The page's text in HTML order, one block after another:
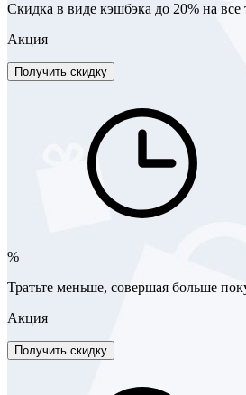
Скидка в виде кэшбэка до 20% на все
Акция
Получить скидку
%
Тратьте меньше, совершая больше
Акция
Получить скидку